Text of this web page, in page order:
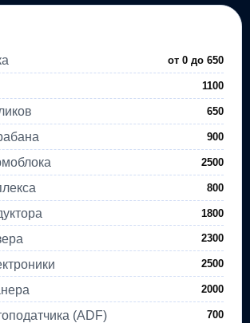
от 0 до650
1100
650
900
2500
800
1800
2300
2500
2000
(ADF) 700